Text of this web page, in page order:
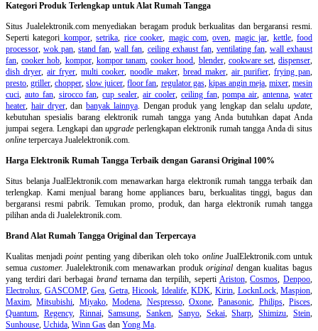
Kategori Produk Terlengkap untuk Alat Rumah Tangga
Situs Jualelektronik.com menyediakan beragam produk berkualitas dan bergaransi resmi.
Seperti kategori kompor,setrika, rice cooker, magic com,oven, magic jar, kettle,food
processor,wok pan,stand fan,wall fan, ceiling exhaust fan, ventilating fan, wall exhaust
fan,cooker hob, kompor, kompor tanam,cooker hood, blender, cookware set,dispenser,
dish dryer,air fryer,multi cooker,noodle maker, bread maker, air purifier, frying pan,
presto,griller,chopper,slow juicer,floor fan, regulator gas, kipas angin meja, mixer,mesin
cuci, auto fan, sirocco fan,cup sealer,air cooler, ceiling fan,pompa air,antenna,water
heater, hair dryer, dan banyak lainnya. Dengan produk yang lengkap dan selalu update,
kebutuhan spesialis barang elektronik rumah tangga yang Anda butuhkan dapat Anda
jumpai segera. Lengkapi danupgrade perlengkapan elektronik rumah tangga Anda di situs
online terpercaya Jualelektronik.com.
Harga Elektronik Rumah Tangga Terbaik dengan Garansi Original 100%
Situs belanjaJualElektronik.com menawarkan harga elektronik rumah tangga terbaik dan
terlengkap. Kami menjual barang home appliances baru, berkualitas tinggi, bagus dan
bergaransi resmi pabrik. Temukan promo, produk, dan harga elektronik rumah tangga
pilihan anda di Jualelektronik.com.
Brand Alat Rumah Tangga Original dan Terpercaya
Kualitas menjadipointpenting yang diberikan oleh toko onlineJualElektronik.com untuk
semua customer. Jualelektronik.com menawarkan produkoriginal dengan kualitas bagus
yang terdiri dari berbagai brandternama dan terpilih, seperti Ariston,Cosmos,Denpoo,
Electrolux, GASCOMP,Gea, Getra,Hicook, Idealife,KDK, Kirin, LocknLock,Maspion,
Maxim,Mitsubishi, Miyako,Modena, Nespresso, Oxone,Panasonic, Philips, Pisces,
Quantum, Regency, Rinnai,Samsung,Sanken, Sanyo, Sekai,Sharp,Shimizu,Stein,
Sunhouse, Uchida, Winn Gas dan Yong Ma.